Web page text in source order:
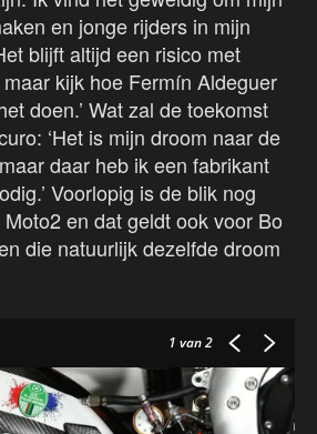
en jonge rijders in mijn
blijft altijd een risico met
kijk hoe Fermín Aldeguer
doen.’ Wat zal de toekomst
‘Het is mijn droom naar de
daar heb ik een fabrikant
Voorlopig is de blik nog
en dat geldt ook voor Bo
die natuurlijk dezelfde droom
1 van 2